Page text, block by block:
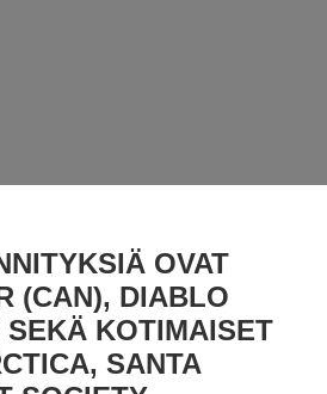
OVAT
(CAN), DIABLO
KOTIMAISET
SANTA